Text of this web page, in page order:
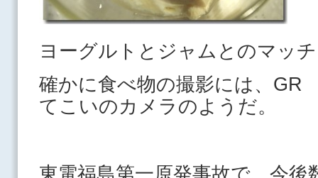
ヨーグルトとジャムとのマッ
確かに食べ物の撮影には、
てこいのカメラのようだ。
東電福島第一原発事故で、今